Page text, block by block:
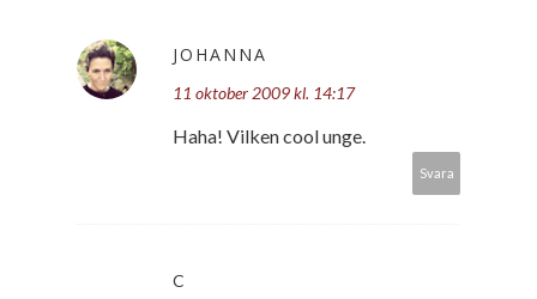
JOHANNA
11 oktober 2009 kl. 14:17
Haha! Vilken cool unge.
Svara
C